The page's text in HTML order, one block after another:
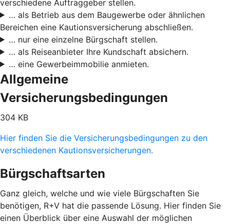
verschiedene Auftraggeber stellen.
… als Betrieb aus dem Baugewerbe oder ähnlichen
Bereichen eine Kautionsversicherung abschließen.
… nur eine einzelne Bürgschaft stellen.
… als Reiseanbieter Ihre Kundschaft absichern.
… eine Gewerbeimmobilie anmieten.
Allgemeine
Versicherungsbedingungen
304 KB
Hier finden Sie die Versicherungsbedingungen zu den
verschiedenen Kautionsversicherungen.
Bürgschaftsarten
Ganz gleich, welche und wie viele Bürgschaften Sie
benötigen, R+V hat die passende Lösung. Hier finden Sie
einen Überblick über eine Auswahl der möglichen